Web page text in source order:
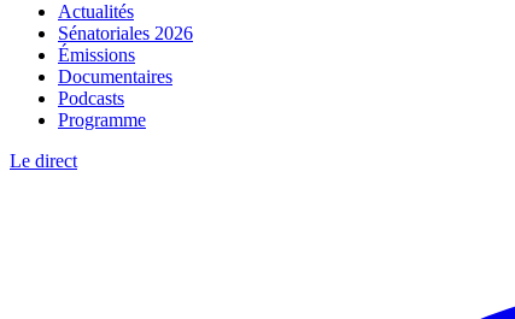
Actualités
Sénatoriales 2026
Émissions
Documentaires
Podcasts
Programme
Le direct